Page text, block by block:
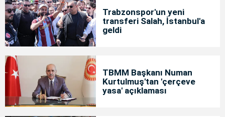
Trabzonspor'un yeni
transferi Salah, İstanbul'a
geldi
TBMM Başkanı Numan
Kurtulmuş'tan 'çerçeve
yasa' açıklaması